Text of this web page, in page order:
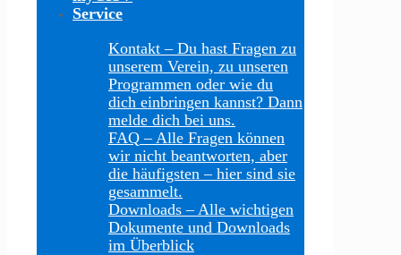
Service
Kontakt – Du hast Fragen zu
unserem Verein, zu unseren
Programmen oder wie du
dich einbringen kannst? Dann
melde dich bei uns.
FAQ –Alle Fragen können
wir nicht beantworten, aber
die häufigsten – hier sind sie
gesammelt.
Downloads –Alle wichtigen
Dokumente und Downloads
im Überblick